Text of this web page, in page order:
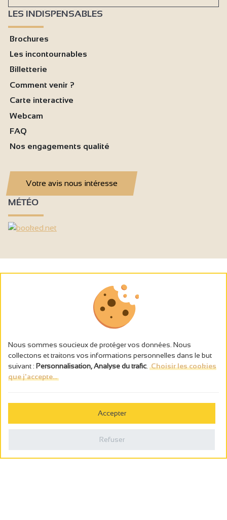
LES INDISPENSABLES
Brochures
Les incontournables
Billetterie
Comment venir ?
Carte interactive
Webcam
FAQ
Nos engagements qualité
Votre avis nous intéresse
MÉTÉO
L’abus d’alcool est dangereux pour la santé, à consommer avec
Politique de confidentialité
Nous sommes soucieux de protéger vos données. Nous
collectons et traitons vos informations personnelles dans le but
suivant : Personnalisation, Analyse du trafic Choisir les cookies
que j'accepte...
Accepter
Refuser